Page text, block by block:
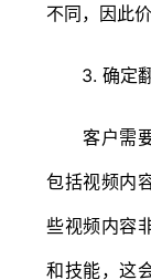
不同，因此
3. 确定翻
客户需要
包括视频内
些视频内容
和技能，这